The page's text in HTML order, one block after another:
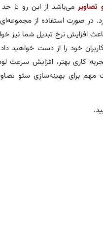
تصاویر می‌باشد از این رو تا حد
در صورت استفاده از مجموعه‌ای
افزایش نرخ تبدیل شما نیز
خود را از دست خواهید
کاری بهتر، افزایش سرعت
مهم برای بهینه‌سازی سئو